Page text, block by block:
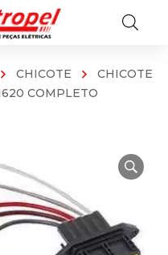
CHICOTE
CHICOTE
COMPLETO